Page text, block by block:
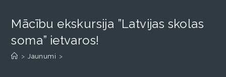
Mācību ekskursija ”Latvijas skolas
soma” ietvaros!
> Jaunumi >